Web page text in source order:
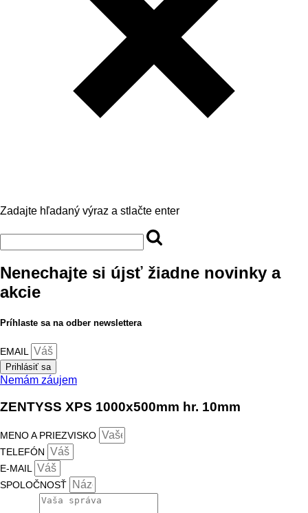
Zadajte hľadaný výraz a stlačte enter
Nenechajte si újsť žiadne novinky a
akcie
Príhlaste sa na odber newslettera
EMAIL
Prihlásiť sa
Nemám záujem
ZENTYSS XPS 1000x500mm hr. 10mm
MENO A PRIEZVISKO
TELEFÓN
E-MAIL
SPOLOČNOSŤ